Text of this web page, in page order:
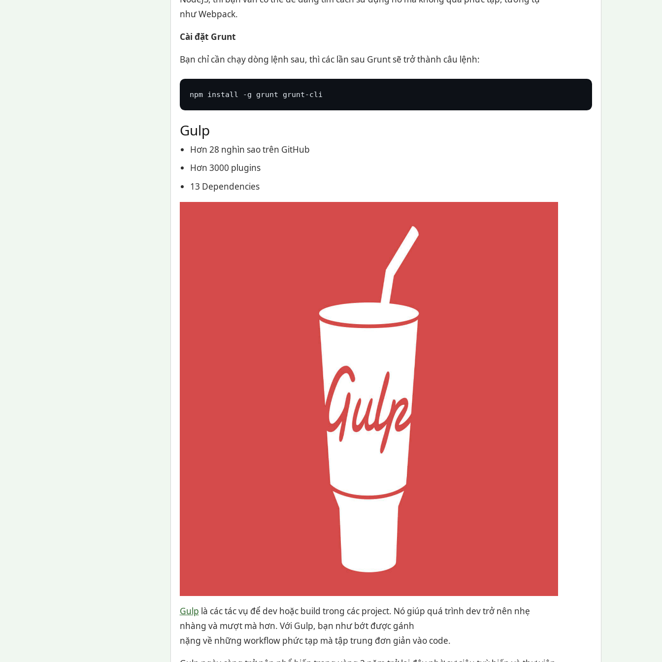
như Webpack.
Cài đặt Grunt
Bạn chỉ cần chạy dòng lệnh sau, thì các lần sau Grunt sẽ trở thành câu lệnh:
npm install -g grunt grunt-cli
Gulp
Hơn 28 nghìn sao trên GitHub
Hơn 3000 plugins
13 Dependencies
Gulp là các tác vụ để dev hoặc build trong các project. Nó giúp quá trình dev trở nên nhẹ
nhàng và mượt mà hơn. Với Gulp, bạn như bớt được gánh
nặng về những workflow phức tạp mà tập trung đơn giản vào code.